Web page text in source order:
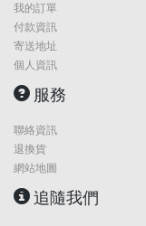
我的訂單
付款資訊
寄送地址
個人資訊
服務
聯絡資訊
退換貨
網站地圖
追隨我們